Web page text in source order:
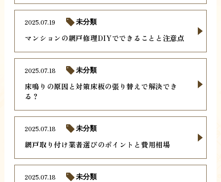
マンションの網戸修理DIYでできることと注意点
2025.07.19 未分類
床鳴りの原因と対策床板の張り替えで解決でき
る？
2025.07.18 未分類
網戸取り付け業者選びのポイントと費用相場
2025.07.18 未分類
2025.07.18 未分類